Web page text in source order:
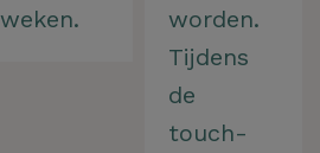
weken.
worden.
Tijdens
de
touch-